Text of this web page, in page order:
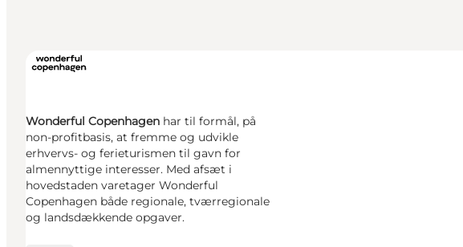
Wonderful Copenhagen har til formål, på
non-profitbasis, at fremme og udvikle
erhvervs- og ferieturismen til gavn for
almennyttige interesser. Med afsæt i
hovedstaden varetager Wonderful
Copenhagen både regionale, tværregionale
og landsdækkende opgaver.